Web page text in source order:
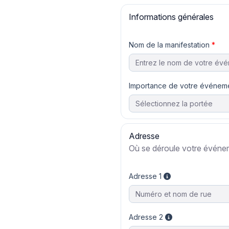
Informations générales
Nom de la manifestation
Importance de votre
Adresse
Où se déroule votre
Adresse 1
Adresse 2